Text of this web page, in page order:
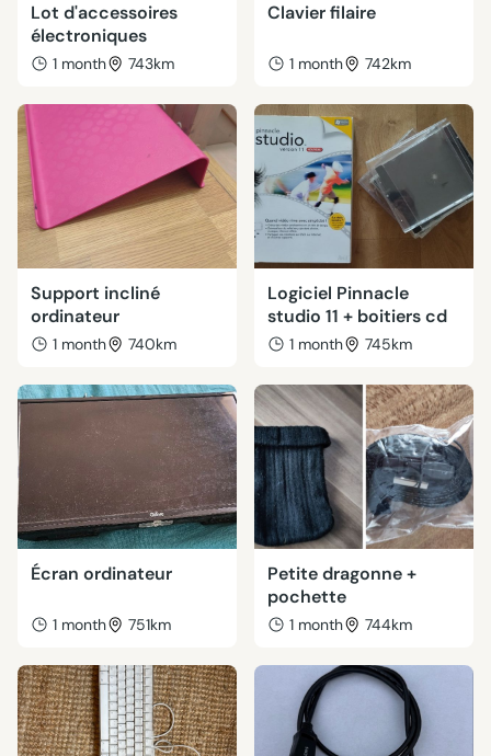
Lot d'accessoires
électroniques
1 month 743km
Clavier filaire
1 month 742km
Support incliné
ordinateur
1 month 740km
Logiciel Pinnacle
studio 11 + boitiers cd
1 month 745km
Écran ordinateur
1 month 751km
Petite dragonne +
pochette
1 month 744km